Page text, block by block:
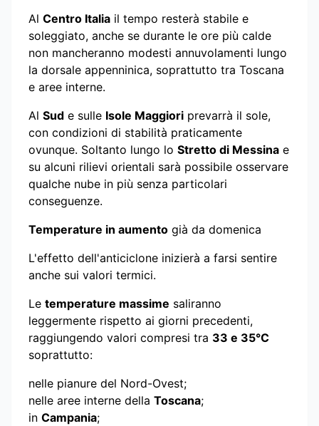
Al Centro Italia il tempo resterà stabile e
soleggiato, anche se durante le ore più calde
non mancheranno modesti annuvolamenti lungo
la dorsale appenninica, soprattutto tra Toscana
e aree interne.
Al Sud e sulle Isole Maggiori prevarrà il sole,
con condizioni di stabilità praticamente
ovunque. Soltanto lungo lo Stretto di Messina e
su alcuni rilievi orientali sarà possibile osservare
qualche nube in più senza particolari
conseguenze.
Temperature in aumento già da domenica
L'effetto dell'anticiclone inizierà a farsi sentire
anche sui valori termici.
Le temperature massime saliranno
leggermente rispetto ai giorni precedenti,
raggiungendo valori compresi tra 33 e 35°C
soprattutto:
nelle pianure del Nord-Ovest;
nelle aree interne della Toscana;
in Campania;